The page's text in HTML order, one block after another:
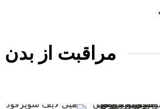
مراقبت از بدن